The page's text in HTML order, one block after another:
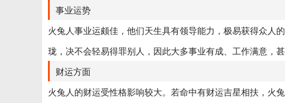
事业运势
火兔人事业运颇佳，他们天生具有领导能力，极易获得众人
珑，决不会轻易得罪别人，因此大多事业有成、工作满意，
财运方面
火兔人的财运受性格影响较大。若命中有财运吉星相扶，火